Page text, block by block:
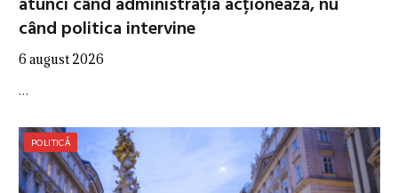
când politica intervine
6 august 2026
…
POLITICĂ